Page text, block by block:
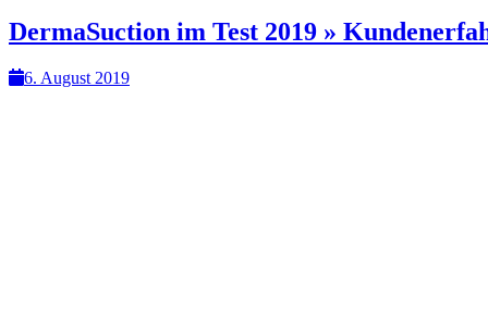
DermaSuction im Test 2019 »
6. August 2019